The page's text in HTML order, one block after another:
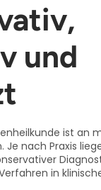
und
ist an
nach Praxis
in